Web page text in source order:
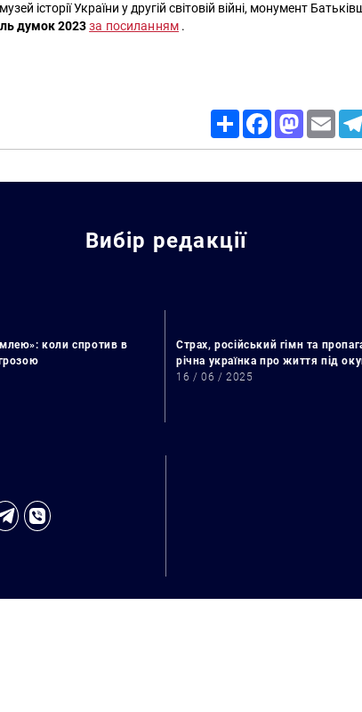
історії України у другій світовій війні, монумент
думок 2023за посиланням .
Share FacebookMastodon
Email
Вибір редакції
коли спротив в
Страх, російський гімн та
річна українка про життя під
16 / 06 / 2025